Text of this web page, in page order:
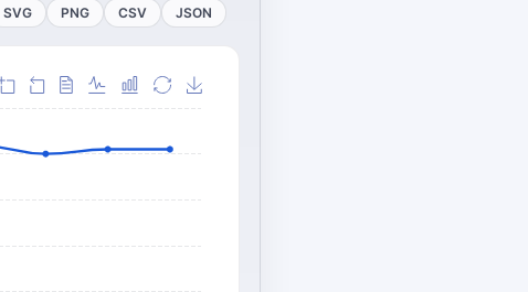
SVG PNG CSV JSON